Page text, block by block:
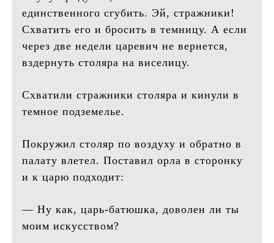
единственного сгубить. Эй, стражники!
Схватить его и бросить в темницу. А если
через две недели царевич не вернется,
вздернуть столяра на виселицу.
Схватили стражники столяра и кинули в
темное подземелье.
Покружил столяр по воздуху и обратно в
палату влетел. Поставил орла в сторонку
и к царю подходит:
— Ну как, царь-батюшка, доволен ли ты
моим искусством?